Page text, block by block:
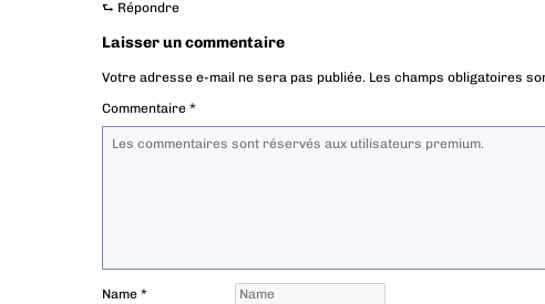
⮑ Répondre
Laisser un commentaire
Votre adresse e-mail ne sera pas publiée. Les champs obligatoires
Commentaire *
Name *